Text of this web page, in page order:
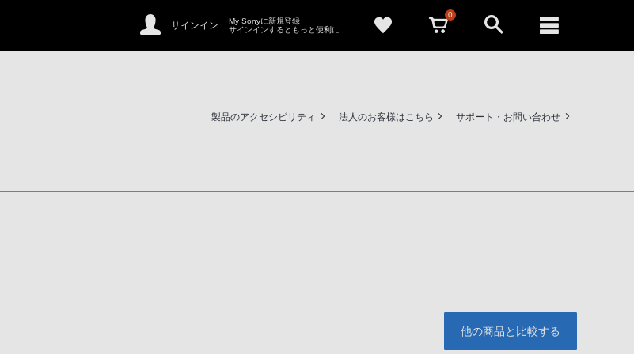
サインイン
My Sonyに新規登録
サインインするともっと便利に
0
製品のアクセシビリティ 法人のお客様はこちら サポート・お問い合わせ
他の商品と比較する